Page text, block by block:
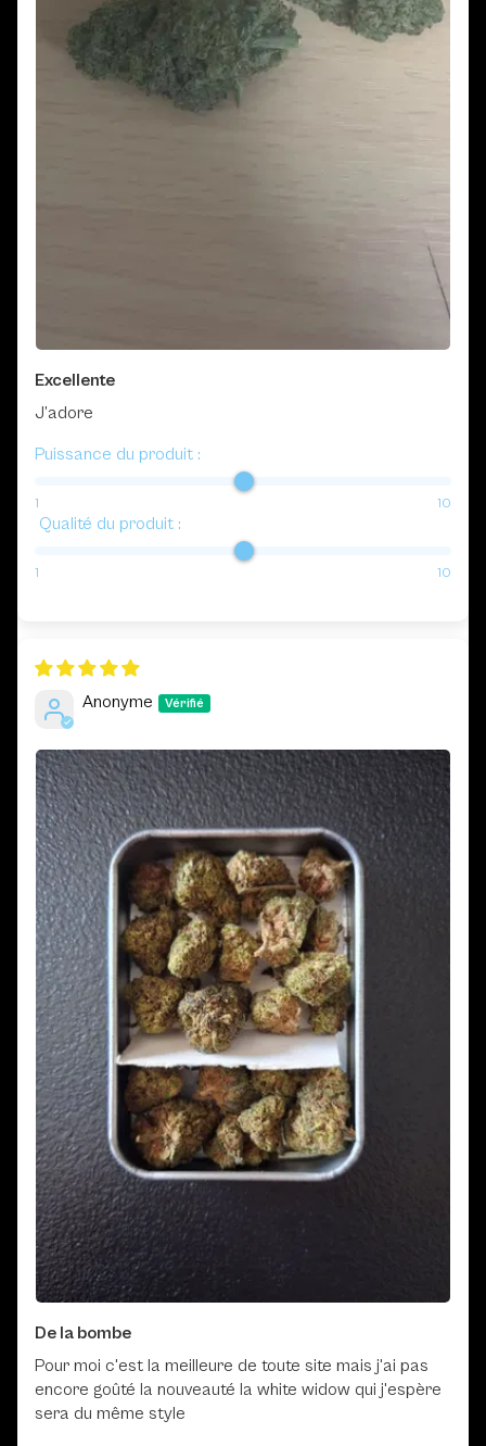
Excellente
J’adore
Puissance du produit :
1 10
Qualité du produit :
1 10
Anonyme
De la bombe
Pour moi c'est la meilleure de toute site mais j'ai pas
encore goûté la nouveauté la white widow qui j'espère
sera du même style